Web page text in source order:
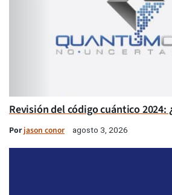
Revisión del código cuántico 2024:
Porjason conor agosto 3, 2026